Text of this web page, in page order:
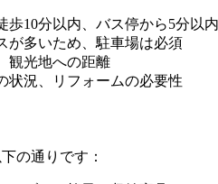
歩10分以内、バス停から5分以内
が多いため、駐車場は必須
観光地への距離
状況、リフォームの必要性
の通りです：